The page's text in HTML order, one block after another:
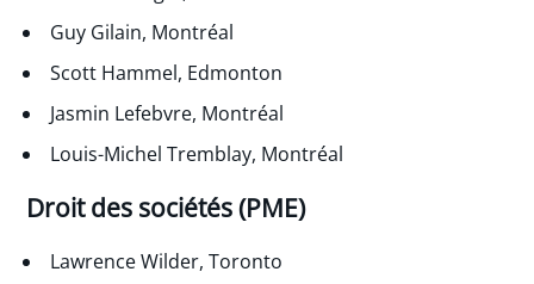
Guy Gilain, Montréal
Scott Hammel, Edmonton
Jasmin Lefebvre, Montréal
Louis-Michel Tremblay, Montréal
Droit des sociétés (PME)
Lawrence Wilder, Toronto